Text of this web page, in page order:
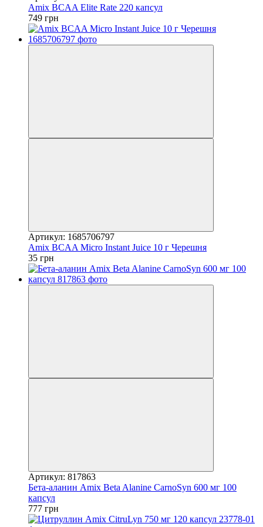
Amix BCAA Elite Rate 220 капсул
749 грн
Артикул: 1685706797
Amix BCAA Micro Instant Juice 10 г Черешня
35 грн
Артикул: 817863
Бета-аланин Amix Beta Alanine CarnoSyn 600 мг 100
капсул
777 грн